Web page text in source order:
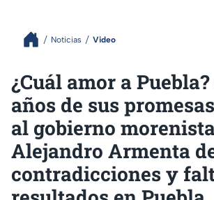
Noticias Video
¿Cuál amor a
años de sus
al gobierno
Alejandro Armenta
contradicciones y